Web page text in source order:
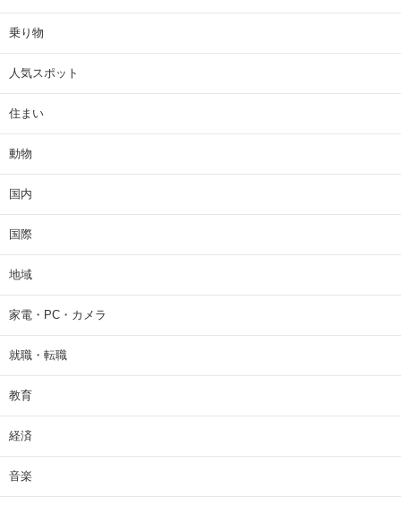
乗り物
人気スポット
住まい
動物
国内
国際
地域
家電・PC・カメラ
就職・転職
教育
経済
音楽